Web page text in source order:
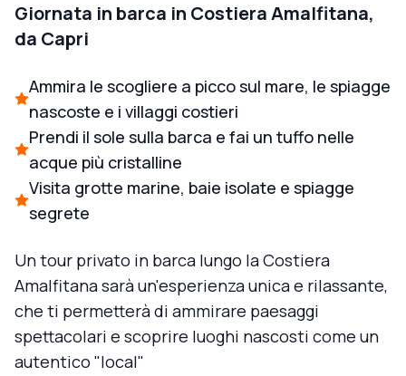
Giornata in barca in Costiera Amalfitana,
da Capri
Ammira le scogliere a picco sul mare, le spiagge
nascoste e i villaggi costieri
Prendi il sole sulla barca e fai un tuffo nelle
acque più cristalline
Visita grotte marine, baie isolate e spiagge
segrete
Un tour privato in barca lungo la Costiera
Amalfitana sarà un'esperienza unica e rilassante,
che ti permetterà di ammirare paesaggi
spettacolari e scoprire luoghi nascosti come un
autentico "local"